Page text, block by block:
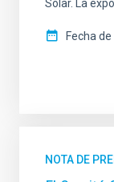
Solar. La
Fecha
NOTA DE